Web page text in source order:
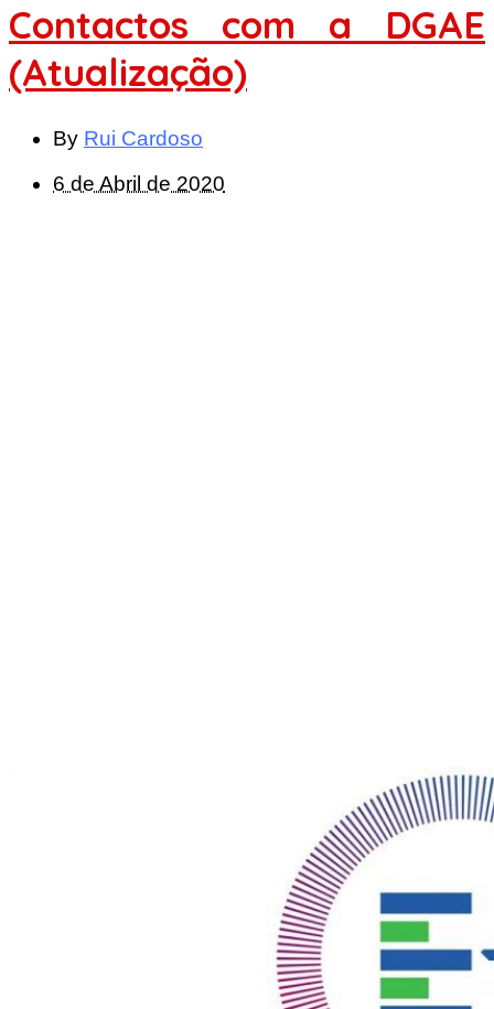
Contactos com a DGAE
(Atualização)
By Rui Cardoso
6 de Abril de 2020